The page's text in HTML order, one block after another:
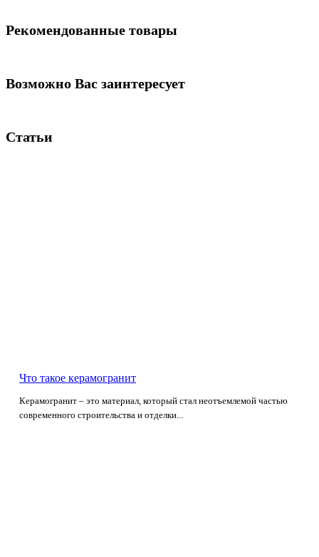
Рекомендованные товары
Возможно Вас заинтересует
Статьи
Что такое керамогранит
Керамогранит – это материал, который стал неотъемлемой частью
современного строительства и отделки...